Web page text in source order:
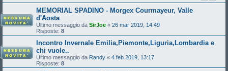
MEMORIAL SPADINO - Morgex Courmayeur, Valle
d'Aosta
Ultimo messaggio da SirJoe « 26 mar 2019, 14:49
Risposte: 8
Incontro Invernale Emilia,Piemonte,Liguria,Lombardia e
chi vuole..
Ultimo messaggio da Randy « 4 feb 2019, 13:17
Risposte: 8